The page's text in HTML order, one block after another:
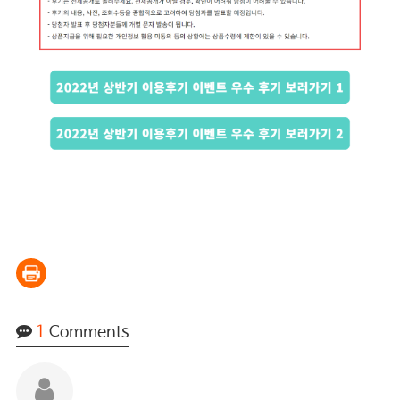
1 Comments